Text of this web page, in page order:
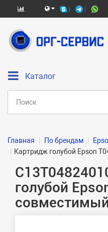
Каталог
Главная По брендам
Картридж голубой Epson
голубой